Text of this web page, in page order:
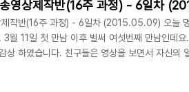
영상제작반(16주 과정) - 6일차
제작반(16주 과정) - 6일차 (2015.05.09) 오늘
월 11일 첫 만남 이후 벌써 여섯번째 만남인데
상 하였습니다. 친구들은 영상을 보면서 자신의
로운 작품을 위해 기존에 짜여진 팀을 새로 구성